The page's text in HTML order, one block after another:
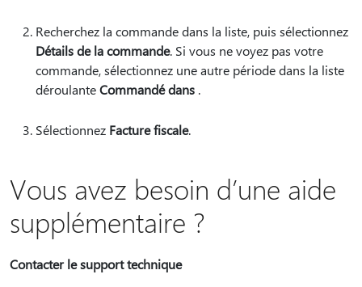
Recherchez la commande dans la liste, puis sélectionnez
Détails de la commande. Si vous ne voyez pas votre
commande, sélectionnez une autre période dans la liste
déroulanteCommandé dans .
Sélectionnez Facture fiscale.
Vous avez besoin d’une aide
supplémentaire ?
Contacter le support technique